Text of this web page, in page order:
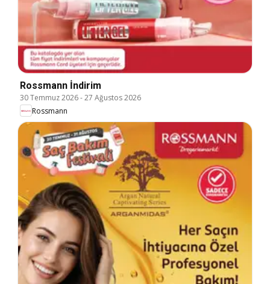
Rossmann İndirim
30 Temmuz 2026-27 Ağustos 2026
Rossmann